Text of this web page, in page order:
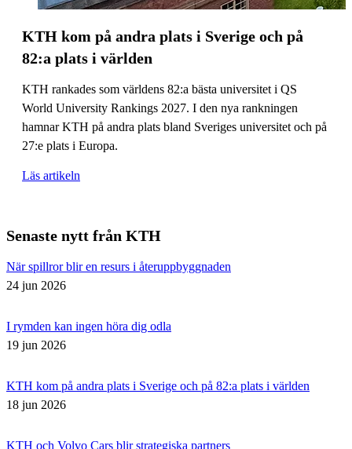
KTH kom på andra plats i Sverige och på
82:a plats i världen
KTH rankades som världens 82:a bästa universitet i QS
World University Rankings 2027. I den nya rankningen
hamnar KTH på andra plats bland Sveriges universitet och på
27:e plats i Europa.
Läs artikeln
Senaste nytt från KTH
När spillror blir en resurs i återuppbyggnaden
24 jun 2026
I rymden kan ingen höra dig odla
19 jun 2026
KTH kom på andra plats i Sverige och på 82:a plats i världen
18 jun 2026
KTH och Volvo Cars blir strategiska partners